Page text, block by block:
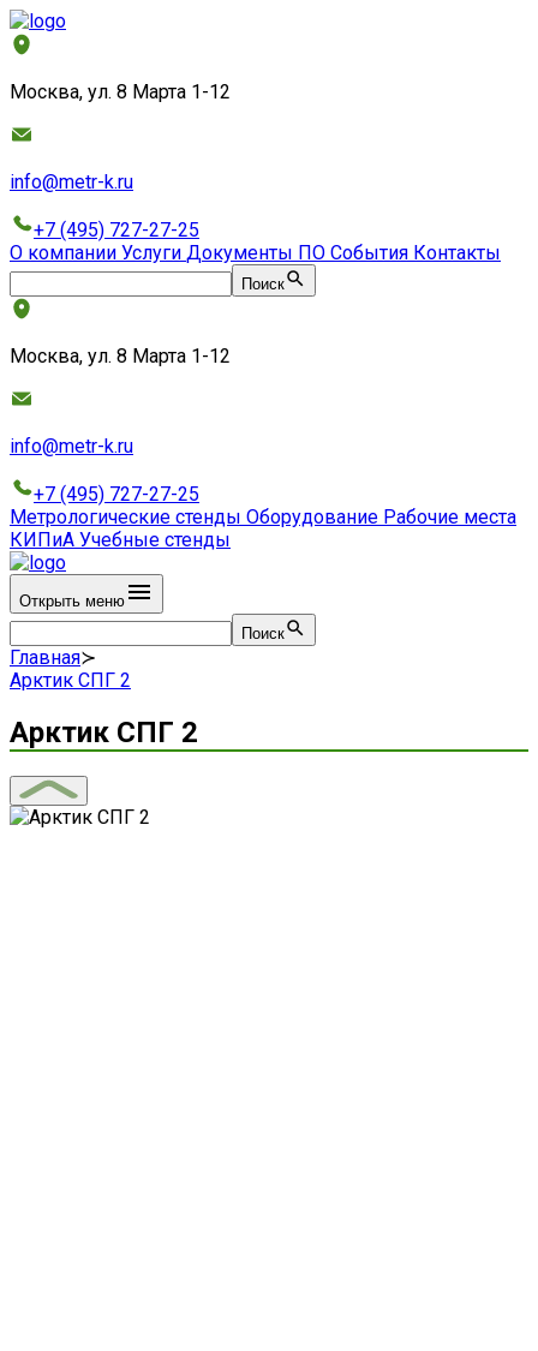
Москва, ул. 8 Марта 1-12
info@metr-k.ru
+7 (495) 727-27-25
О компании Услуги Документы ПО События Контакты
Поиск
Москва, ул. 8 Марта 1-12
info@metr-k.ru
+7 (495) 727-27-25
Метрологические стенды Оборудование Рабочие места
КИПиА Учебные стенды
Открыть меню
Поиск
Главная≻
Арктик СПГ 2
Арктик СПГ 2